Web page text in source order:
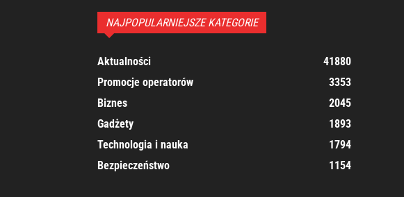
NAJPOPULARNIEJSZE KATEGORIE
Aktualności
41880
Promocje operatorów
3353
Biznes
2045
Gadżety
1893
Technologia i nauka
1794
Bezpieczeństwo
1154